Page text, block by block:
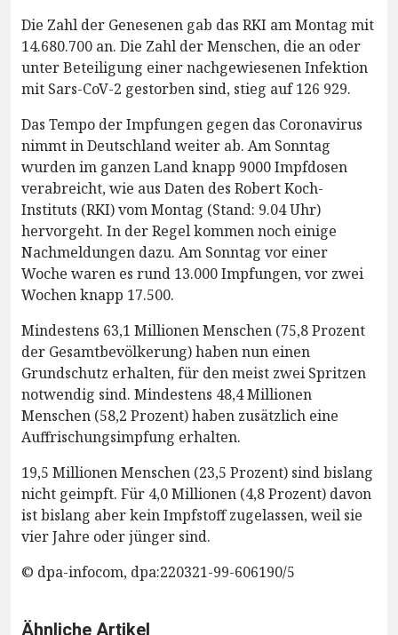
Die Zahl der Genesenen gab das RKI am Montag mit
14.680.700 an. Die Zahl der Menschen, die an oder
unter Beteiligung einer nachgewiesenen Infektion
mit Sars-CoV-2 gestorben sind, stieg auf 126 929.
Das Tempo der Impfungen gegen das Coronavirus
nimmt in Deutschland weiter ab. Am Sonntag
wurden im ganzen Land knapp 9000 Impfdosen
verabreicht, wie aus Daten des Robert Koch-
Instituts (RKI) vom Montag (Stand: 9.04 Uhr)
hervorgeht. In der Regel kommen noch einige
Nachmeldungen dazu. Am Sonntag vor einer
Woche waren es rund 13.000 Impfungen, vor zwei
Wochen knapp 17.500.
Mindestens 63,1 Millionen Menschen (75,8 Prozent
der Gesamtbevölkerung) haben nun einen
Grundschutz erhalten, für den meist zwei Spritzen
notwendig sind. Mindestens 48,4 Millionen
Menschen (58,2 Prozent) haben zusätzlich eine
Auffrischungsimpfung erhalten.
19,5 Millionen Menschen (23,5 Prozent) sind bislang
nicht geimpft. Für 4,0 Millionen (4,8 Prozent) davon
ist bislang aber kein Impfstoff zugelassen, weil sie
vier Jahre oder jünger sind.
© dpa-infocom, dpa:220321-99-606190/5